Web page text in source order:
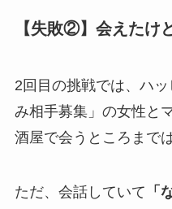
【失敗②】会えたけ
2回目の挑戦では、ハ
み相手募集」の女性と
酒屋で会うところまで
ただ、会話していて 「